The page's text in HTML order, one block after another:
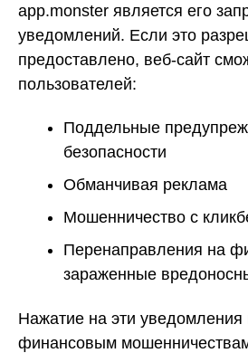
app.monster является его
уведомлений. Если это
предоставлено, веб-сайт
пользователей:
Поддельные
безопасности
Обманчивая реклама
Мошенничество с
Перенаправления на
зараженные
Нажатие на эти уведомления
финансовым